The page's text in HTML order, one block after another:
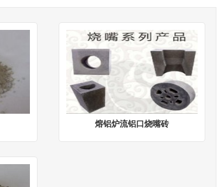
熔铝炉流铝口烧嘴砖